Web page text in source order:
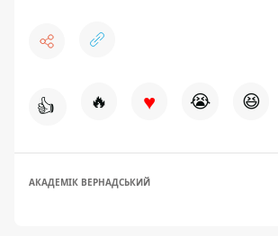
👍 🔥 ♥ 😭 😆
АКАДЕМІК ВЕРНАДСЬКИЙ